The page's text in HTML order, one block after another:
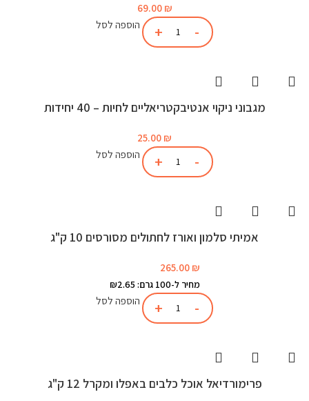
69.00 ₪
הוספה לסל
מגבוני ניקוי אנטיבקטריאליים לחיות – 40 יחידות
25.00 ₪
הוספה לסל
אמיתי סלמון ואורז לחתולים מסורסים 10 ק"ג
265.00 ₪
מחיר ל-100 גרם: ₪2.65
הוספה לסל
פרימורדיאל אוכל כלבים באפלו ומקרל 12 ק"ג